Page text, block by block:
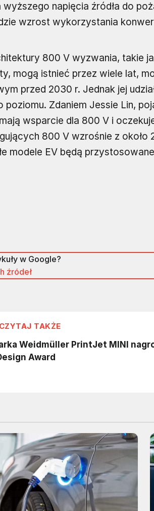
napięcia źródła do
wzrost wykorzystania
800 V wyzwania, takie
mogą istnieć przez wiele lat,
przed 2030 r. Jednak jej
poziomu. Zdaniem Jessie Lin,
wsparcie dla 800 V i
800 V wzrośnie z około
modele EV będą
w Google?
źródeł